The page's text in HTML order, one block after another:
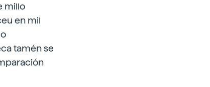
millo
en mil
tamén se